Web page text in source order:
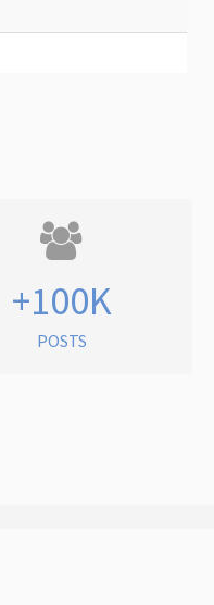
+100K
POSTS